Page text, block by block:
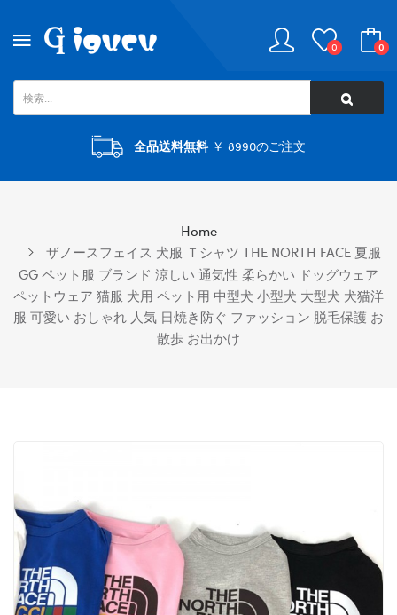
0 0
全品送料無料￥ 8990のご注文
Home
ザノースフェイス 犬服 Ｔシャツ THE NORTH FACE 夏服
GG ペット服 ブランド 涼しい 通気性 柔らかい ドッグウェア
ペットウェア 猫服 犬用 ペット用 中型犬 小型犬 大型犬 犬猫洋
服 可愛い おしゃれ 人気 日焼き防ぐ ファッション 脱毛保護 お
散歩 お出かけ